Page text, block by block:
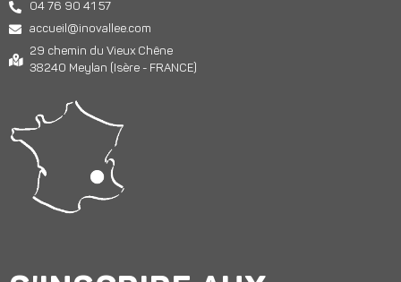
04 76 90 41 57
accueil@inovallee.com
29 chemin du Vieux Chêne
38240 Meylan (Isère - FRANCE)